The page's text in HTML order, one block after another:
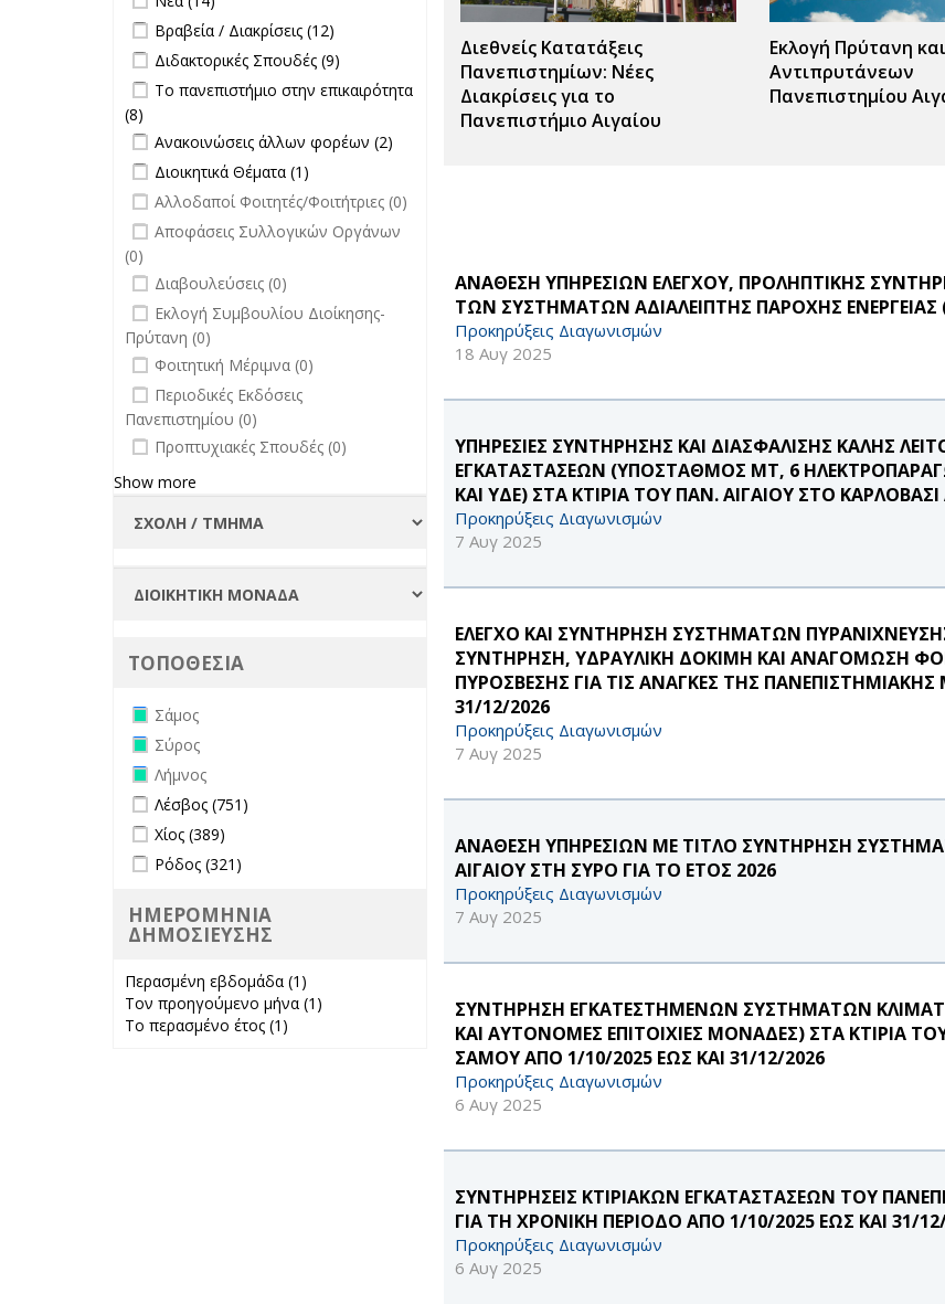
Διεθνείς Κατατάξεις
Πανεπιστημίων: Νέες
Διακρίσεις για το
Πανεπιστήμιο Αιγαίου
Εκλογή Πρύτανη
Αντιπρυτάνεων
Πανεπιστημίου
ΑΝΑΘΕΣΗ ΥΠΗΡΕΣΙΩΝ ΕΛΕΓΧΟΥ, ΠΡΟΛΗΠΤΙΚΗΣ
ΤΩΝ ΣΥΣΤΗΜΑΤΩΝ ΑΔΙΑΛΕΙΠΤΗΣ ΠΑΡΟΧΗΣ ΕΝΕΡΓΕΙΑΣ
Προκηρύξεις Διαγωνισμών
18 Αυγ 2025
ΥΠΗΡΕΣΙΕΣ ΣΥΝΤΗΡΗΣΗΣ ΚΑΙ ΔΙΑΣΦΑΛΙΣΗΣ ΚΑΛΗΣ
ΕΓΚΑΤΑΣΤΑΣΕΩΝ (ΥΠΟΣΤΑΘΜΟΣ ΜΤ, 6
ΚΑΙ ΥΔΕ) ΣΤΑ ΚΤΙΡΙΑ ΤΟΥ ΠΑΝ. ΑΙΓΑΙΟΥ ΣΤΟ
Προκηρύξεις Διαγωνισμών
7 Αυγ 2025
ΕΛΕΓΧΟ ΚΑΙ ΣΥΝΤΗΡΗΣΗ ΣΥΣΤΗΜΑΤΩΝ
ΣΥΝΤΗΡΗΣΗ, ΥΔΡΑΥΛΙΚΗ ΔΟΚΙΜΗ ΚΑΙ ΑΝΑΓΟΜΩΣΗ
ΠΥΡΟΣΒΕΣΗΣ ΓΙΑ ΤΙΣ ΑΝΑΓΚΕΣ ΤΗΣ
31/12/2026
Προκηρύξεις Διαγωνισμών
7 Αυγ 2025
ΑΝΑΘΕΣΗ ΥΠΗΡΕΣΙΩΝ ΜΕ ΤΙΤΛΟ ΣΥΝΤΗΡΗΣΗ
ΑΙΓΑΙΟΥ ΣΤΗ ΣΥΡΟ ΓΙΑ ΤΟ ΕΤΟΣ 2026
Προκηρύξεις Διαγωνισμών
7 Αυγ 2025
ΣΥΝΤΗΡΗΣΗ ΕΓΚΑΤΕΣΤΗΜΕΝΩΝ ΣΥΣΤΗΜΑΤΩΝ
ΚΑΙ ΑΥΤΟΝΟΜΕΣ ΕΠΙΤΟΙΧΙΕΣ ΜΟΝΑΔΕΣ) ΣΤΑ ΚΤΙΡΙΑ
ΣΑΜΟΥ ΑΠΟ 1/10/2025 ΕΩΣ ΚΑΙ 31/12/2026
Προκηρύξεις Διαγωνισμών
6 Αυγ 2025
ΣΥΝΤΗΡΗΣΕΙΣ ΚΤΙΡΙΑΚΩΝ ΕΓΚΑΤΑΣΤΑΣΕΩΝ ΤΟΥ
ΓΙΑ ΤΗ ΧΡΟΝΙΚΗ ΠΕΡΙΟΔΟ ΑΠΟ 1/10/2025 ΕΩΣ ΚΑΙ 31/
Προκηρύξεις Διαγωνισμών
6 Αυγ 2025
Σπουδές filter
Apply Βραβεία / Διακρίσεις filter
Βραβεία / Διακρίσεις (12)
Διακρίσεις
filter
Apply Διδακτορικές Σπουδές filter
Διδακτορικές Σπουδές (9)
Σπουδές
Apply Το πανεπιστήμιο στην
επικαιρότητα filter
Το πανεπιστήμιο στην επικαιρότητα
(8)
επικαιρότητα filter
Apply Ανακοινώσεις άλλων φορέων
filter
Ανακοινώσεις άλλων φορέων (2)
φορέων filter
Apply Διοικητικά Θέματα filter
Διοικητικά Θέματα (1)
undefined
Αλλοδαποί Φοιτητές/Φοιτήτριες (0)
undefined
Αποφάσεις Συλλογικών Οργάνων
(0)
undefined
Διαβουλεύσεις (0)
undefined
Εκλογή Συμβουλίου Διοίκησης-
Πρύτανη (0)
undefined
Φοιτητική Μέριμνα (0)
undefined
Περιοδικές Εκδόσεις
Πανεπιστημίου (0)
undefined
Προπτυχιακές Σπουδές (0)
Show more
ΤΟΠΟΘΕΣΙΑ
Remove Σάμος filter
Σάμος
Remove Σύρος filter
Σύρος
Remove Λήμνος filter
Λήμνος
Apply Λέσβος filter
Λέσβος (751)
Apply Χίος filter
Χίος (389)
Apply Ρόδος filter
Ρόδος (321)
ΗΜΕΡΟΜΗΝΙΑ
ΔΗΜΟΣΙΕΥΣΗΣ
Περασμένη εβδομάδα (1)
Περασμένη
Τον προηγούμενο μήνα (1)
Το περασμένο έτος (1)